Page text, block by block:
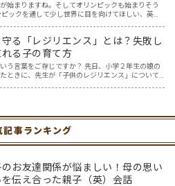
始まりますね。そしてオリンピックも始まりそう
ックを通して少し世界に目を向けてほしい、英語
る「レジリエンス」とは？失敗し
る子の育て方
う言葉をご存じですか？ 先日、小学２年生の娘の
ときに、先生が「子供のレジリエンス」について
事ランキング
お友達関係が悩ましい！母の思い
伝え合った親子（英）会話